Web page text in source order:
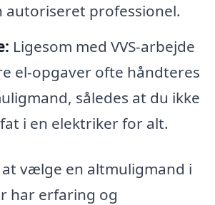
professionel.
Ligesom med VVS-arbejde
el-opgaver ofte håndteres
således at du ikke
i en elektriker for alt.
vælge en altmuligmand i
har erfaring og